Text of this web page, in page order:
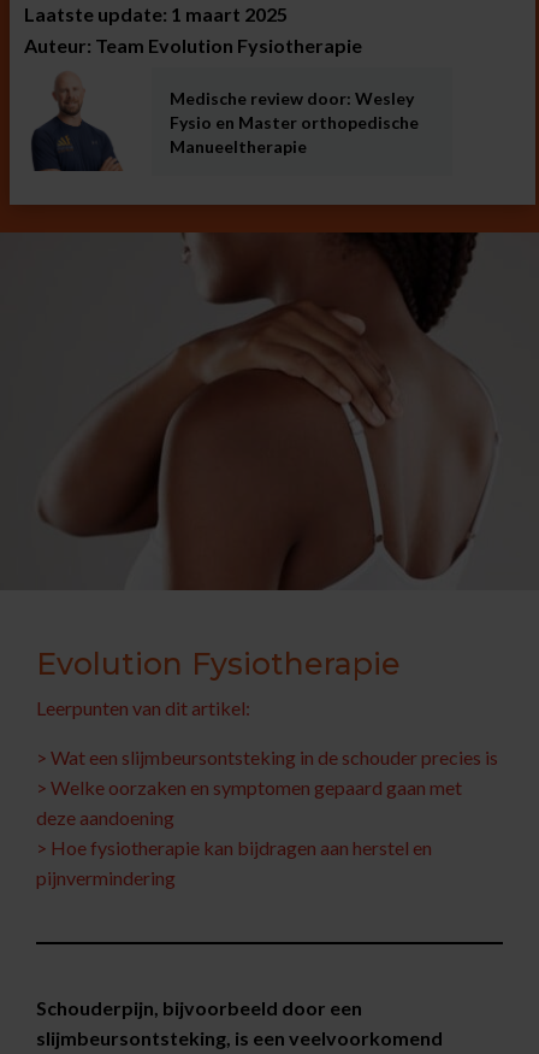
Laatste update: 1 maart 2025
Auteur: Team Evolution Fysiotherapie
Medische review door: Wesley
Fysio en Master orthopedische
Manueeltherapie
Evolution Fysiotherapie
Leerpunten van dit artikel:
> Wat een slijmbeursontsteking in de schouder precies is
> Welke oorzaken en symptomen gepaard gaan met
deze aandoening
> Hoe fysiotherapie kan bijdragen aan herstel en
pijnvermindering
Schouderpijn, bijvoorbeeld door een
slijmbeursontsteking, is een veelvoorkomend